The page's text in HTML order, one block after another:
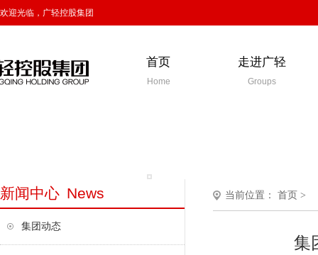
欢迎光临，广轻控股集团
首页
Home
走进广轻
Groups
新闻中心 News
集团动态
当前位置： 首页 >
集